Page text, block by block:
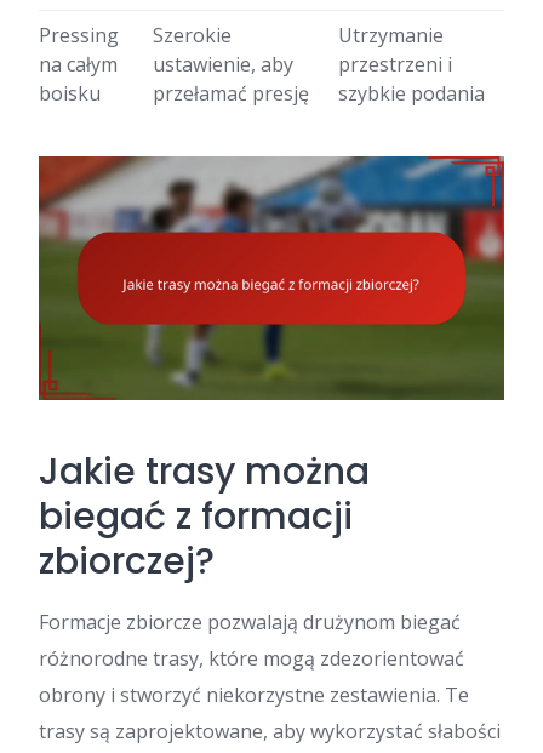
Pressing
na całym
boisku
Szerokie
ustawienie, aby
przełamać presję
Utrzymanie
przestrzeni i
szybkie podania
Jakie trasy można
biegać z formacji
zbiorczej?
Formacje zbiorcze pozwalają drużynom biegać
różnorodne trasy, które mogą zdezorientować
obrony i stworzyć niekorzystne zestawienia. Te
trasy są zaprojektowane, aby wykorzystać słabości